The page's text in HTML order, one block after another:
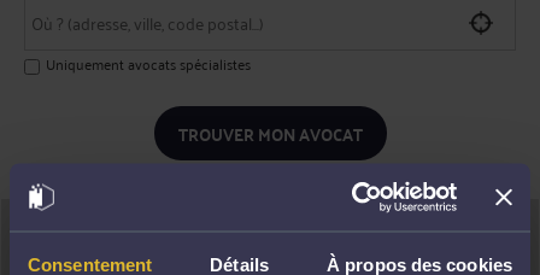
Consentement Détails À propos des cookies
Uniquement avocats spécialistes
TROUVER MON AVOCAT